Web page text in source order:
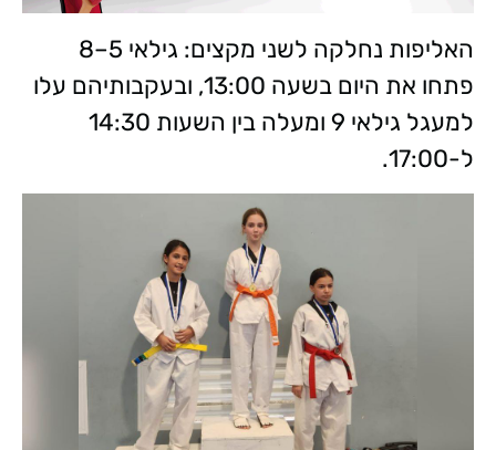
האליפות נחלקה לשני מקצים: גילאי 5–8
פתחו את היום בשעה 13:00, ובעקבותיהם עלו
למעגל גילאי 9 ומעלה בין השעות 14:30
ל-17:00.